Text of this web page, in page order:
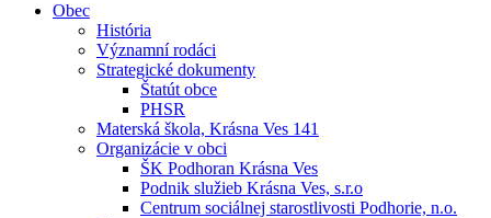
Obec
História
Významní rodáci
Strategické dokumenty
Štatút obce
PHSR
Materská škola, Krásna Ves 141
Organizácie v obci
ŠK Podhoran Krásna Ves
Podnik služieb Krásna Ves, s.r.o
Centrum sociálnej starostlivosti Podhorie, n.o.